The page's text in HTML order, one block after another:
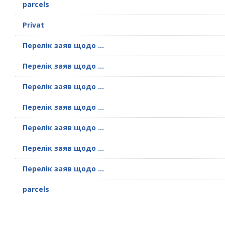
parcels
Privat
Перелік заяв щодо ...
Перелік заяв щодо ...
Перелік заяв щодо ...
Перелік заяв щодо ...
Перелік заяв щодо ...
Перелік заяв щодо ...
Перелік заяв щодо ...
parcels